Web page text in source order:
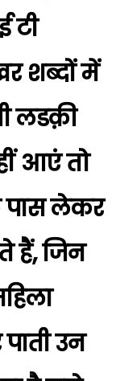
टी
शब्दों में
लडक़ी
आएं तो
पास लेकर
हैं, जिन
उन